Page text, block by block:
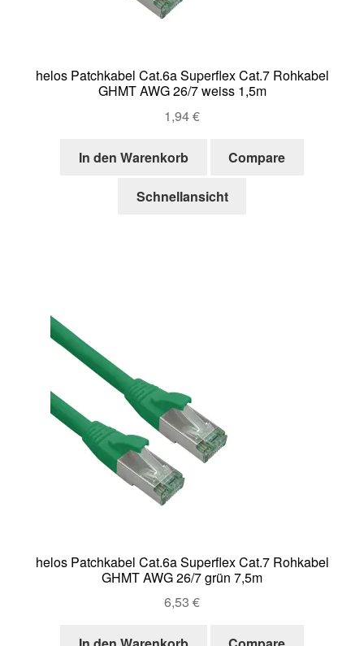
helos Patchkabel Cat.6a Superflex Cat.7 Rohkabel
GHMT AWG 26/7 weiss 1,5m
1,94€
In den Warenkorb Compare
Schnellansicht
helos Patchkabel Cat.6a Superflex Cat.7 Rohkabel
GHMT AWG 26/7 grün 7,5m
6,53 €